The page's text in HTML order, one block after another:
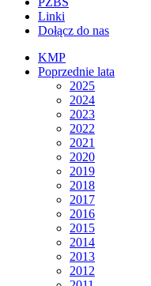
Linki
Dołącz do nas
KMP
Poprzednie lata
2025
2024
2023
2022
2021
2020
2019
2018
2017
2016
2015
2014
2013
2012